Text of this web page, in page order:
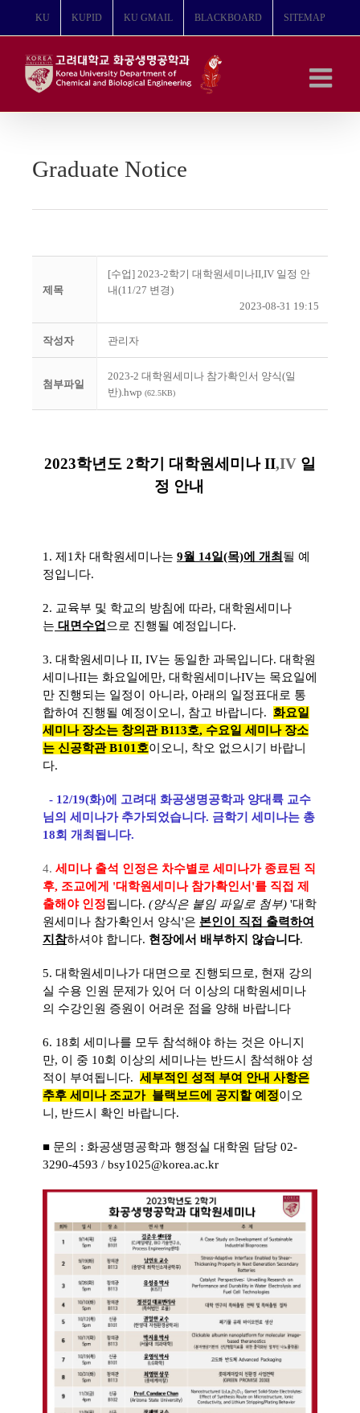
뛰
KU KUPID KU GMAIL BLACKBOARD SITEMAP
Graduate Notice
제목
[수업] 2023-2학기 대학원세미나II,IV 일정 안
내(11/27 변경)
2023-08-31 19:15
작성자 관리자
첨부파일
2023-2 대학원세미나 참가확인서 양식(일
반).hwp (62.5KB)
2023학년도 2학기 대학원세미나 II,IV 일
정 안내
1. 제1차 대학원세미나는 9월 14일(목)에 개최 될 예
정입니다.
2. 교육부 및 학교의 방침에 따라, 대학원세미나
는 대면수업 으로 진행될 예정입니다.
3. 대학원세미나 II, IV는 동일한 과목입니다. 대학원
세미나II는 화요일에만, 대학원세미나IV는 목요일에
만 진행되는 일정이 아니라, 아래의 일정표대로 통
합하여 진행될 예정이오니, 참고 바랍니다. 화요일
세미나 장소는 창의관 B113호, 수요일 세미나 장소
는 신공학관 B101호이오니, 착오 없으시기 바랍니
다.
- 12/19(화)에 고려대 화공생명공학과 양대륙 교수
님의 세미나가 추가되었습니다. 금학기 세미나는 총
18회 개최됩니다.
4. 세미나 출석 인정은 차수별로 세미나가 종료된 직
후, 조교에게 '대학원세미나 참가확인서'를 직접 제
출해야 인정됩니다. (양식은 붙임 파일로 첨부) '대학
원세미나 참가확인서 양식'은 본인이 직접 출력하여
지참하셔야 합니다. 현장에서 배부하지 않습니다.
5. 대학원세미나가 대면으로 진행되므로, 현재 강의
실 수용 인원 문제가 있어 더 이상의 대학원세미나
의 수강인원 증원이 어려운 점을 양해 바랍니다
6. 18회 세미나를 모두 참석해야 하는 것은 아니지
만, 이 중 10회 이상의 세미나는 반드시 참석해야 성
적이 부여됩니다. 세부적인 성적 부여 안내 사항은
추후 세미나 조교가 블랙보드에 공지할 예정이오
니, 반드시 확인 바랍니다.
■ 문의 : 화공생명공학과 행정실 대학원 담당 02-
3290-4593 / bsy1025@korea.ac.kr